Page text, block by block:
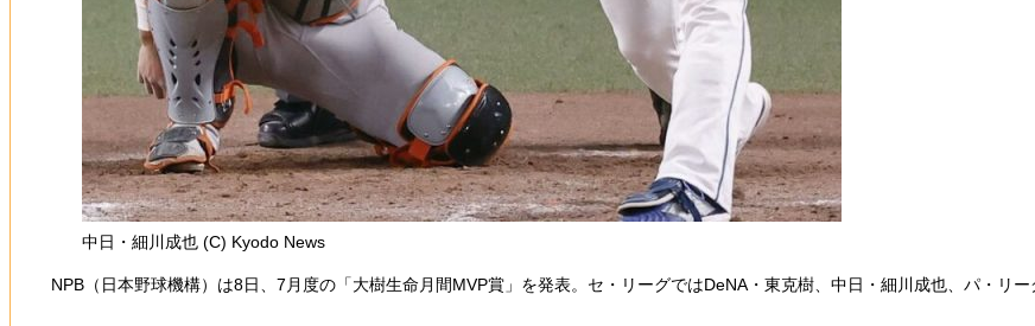
中日・細川成也 (C) Kyodo News
NPB（日本野球機構）は8日、7月度の「大樹生命月間MVP賞」を発表。セ・リーグではDeNA・東克樹、中日・細川成也、パ・リ